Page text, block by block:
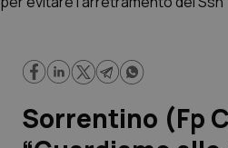
Governo e Parlamento
Regioni e Asl
Sorrentino (Fp